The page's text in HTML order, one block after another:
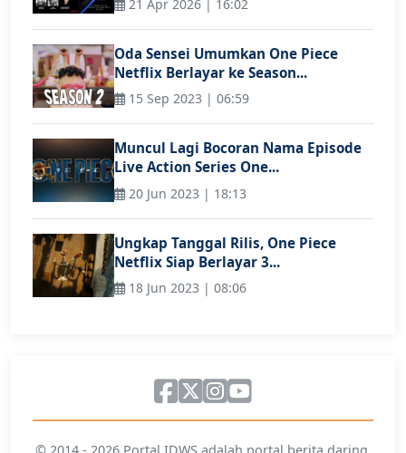
21 Apr 2026 | 16:02
Oda Sensei Umumkan One Piece
Netflix Berlayar ke Season...
15 Sep 2023 | 06:59
Muncul Lagi Bocoran Nama Episode
Live Action Series One...
20 Jun 2023 | 18:13
Ungkap Tanggal Rilis, One Piece
Netflix Siap Berlayar 3...
18 Jun 2023 | 08:06